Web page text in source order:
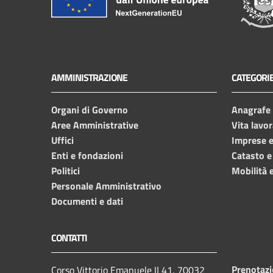
AMMINISTRAZIONE
Organi di Governo
Aree Amministrative
Uffici
Enti e fondazioni
Politici
Personale Amministrativo
Documenti e dati
Vita
Imprese
Catasto
Mobilità
CONTATTI
Corso Vittorio Emanuele II 41, 70032